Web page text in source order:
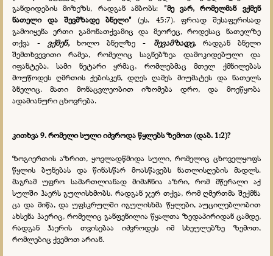
განდიდების მიზეზს, რადგან ამბობს: "მე ვარ, რომელმან ვქმენ
ნათელი და შევმზადე ბნელი" (ეს. 45:7). ფრიად შესაფერისად
გამოიყენა ერთი გამონათქვამიც და მეორეც, როდესაც ნათელზე
თქვა -ვქმენ, ხოლო ბნელზე - შევამზადე,
რადგან ბნელი
შემთხვევითი რამეა, რომელიც საგნებზეა დამოკიდებული და
იფანტება. სამი ნეტარი ყრმაც, რომლებმაც მთელ ქმნილებას
მოუწოდეს ღმრთის ქებისკენ, დღეს ღამეს მიუმატეს და ნათელს
ბნელიც. მათი მონაცვლეობით იზომება დრო, და მოეწყობა
ადამიანური ცხოვრება.
კითხვა 9.რომელი სული იძვროდა წყლებს ზემოთ (დაბ. 1:2)?
ზოგიერთის აზრით, ყოვლადწმიდა სული, რომელიც ცხოველყოფს
წყლის ბუნებას და წინასწარ მოასწავებს ნათლისღების მადლს.
მაგრამ უფრო სამართლიანად მიმაჩნია აზრი, რომ მწერალი აქ
სულში ჰაერს გულისხმობს. რადგან ჯერ თქვა, რომ ღმერთმა შექმნა
ცა და მიწა, და უფსკრულში იგულისხმა წყლები, აუცილებლობით
ახსენა ჰაერიც, რომელიც განფენილია წყალთა ზედაპირიდან ცამდე,
რადგან ჰაერის თვისებაა იძვროდეს იმ სხეულებზე ზემოთ,
რომლებიც ქვემოთ არიან.